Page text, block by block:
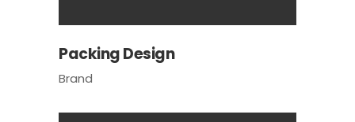
Packing Design
Brand